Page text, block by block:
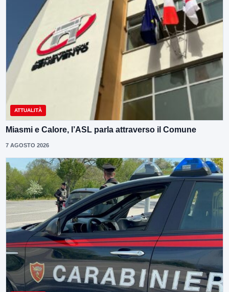
ATTUALITÀ
Miasmi e Calore, l’ASL parla attraverso il Comune
7 AGOSTO 2026